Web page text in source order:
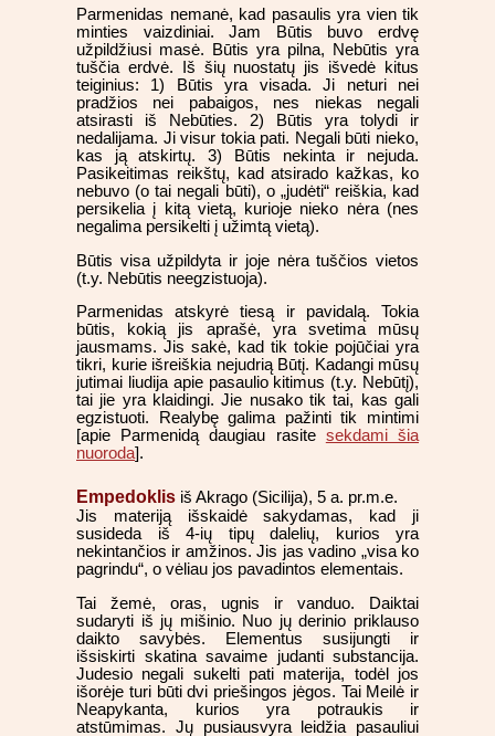
Parmenidas nemanė, kad pasaulis yra vien tik
minties vaizdiniai. Jam Būtis buvo erdvę
užpildžiusi masė. Būtis yra pilna, Nebūtis yra
tuščia erdvė. Iš šių nuostatų jis išvedė kitus
teiginius: 1) Būtis yra visada. Ji neturi nei
pradžios nei pabaigos, nes niekas negali
atsirasti iš Nebūties. 2) Būtis yra tolydi ir
nedalijama. Ji visur tokia pati. Negali būti nieko,
kas ją atskirtų. 3) Būtis nekinta ir nejuda.
Pasikeitimas reikštų, kad atsirado kažkas, ko
nebuvo (o tai negali būti), o „judėti“ reiškia, kad
persikelia į kitą vietą, kurioje nieko nėra (nes
negalima persikelti į užimtą vietą).
Būtis visa užpildyta ir joje nėra tuščios vietos
(t.y. Nebūtis neegzistuoja).
Parmenidas atskyrė tiesą ir pavidalą. Tokia
būtis, kokią jis aprašė, yra svetima mūsų
jausmams. Jis sakė, kad tik tokie pojūčiai yra
tikri, kurie išreiškia nejudrią Būtį. Kadangi mūsų
jutimai liudija apie pasaulio kitimus (t.y. Nebūtį),
tai jie yra klaidingi. Jie nusako tik tai, kas gali
egzistuoti. Realybę galima pažinti tik mintimi
[apie Parmenidą daugiau rasite sekdami šia
nuoroda].
Empedoklis iš Akrago (Sicilija), 5 a. pr.m.e.
Jis materiją išskaidė sakydamas, kad ji
susideda iš 4-ių tipų dalelių, kurios yra
nekintančios ir amžinos. Jis jas vadino „visa ko
pagrindu“, o vėliau jos pavadintos elementais.
Tai žemė, oras, ugnis ir vanduo. Daiktai
sudaryti iš jų mišinio. Nuo jų derinio priklauso
daikto savybės. Elementus susijungti ir
išsiskirti skatina savaime judanti substancija.
Judesio negali sukelti pati materija, todėl jos
išorėje turi būti dvi priešingos jėgos. Tai Meilė ir
Neapykanta, kurios yra potraukis ir
atstūmimas. Jų pusiausvyra leidžia pasauliui